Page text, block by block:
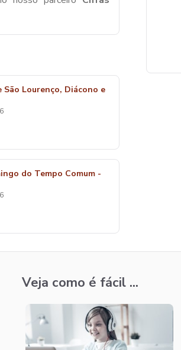
São Lourenço, Diácono e
do Tempo Comum -
Veja como é fácil ...